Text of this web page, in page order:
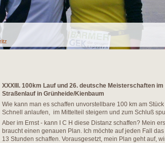
XXXIII. 100km Lauf und 26. deutsche Meisterschaften im
Straßenlauf in Grünheide/Kienbaum
Wie kann man es schaffen unvorstellbare 100 km am
Schnell anlaufen, im Mittelteil steigern und zum Schluß
Aber im Ernst - kann I C H diese Distanz schaffen? Mein
braucht einen genauen Plan. Ich möchte auf jeden Fall
13 Stunden schaffen. Vorausgesetzt, mein Plan geht auf,